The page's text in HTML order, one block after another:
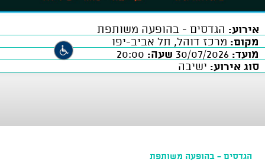
אירוע: הגדסים - בהופעה משותפת
מקום: מרכז דוהל, תל אביב-יפו
מועד:
שעה:
סוג אירוע: ישיבה
הגדסים - בהופעה משותפת